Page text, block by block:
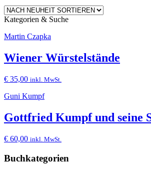
Kategorien & Suche
Martin Czapka
Wiener Würstelstände
€ 35,00 inkl. MwSt.
Guni Kumpf
Gottfried Kumpf und seine
€ 60,00 inkl. MwSt.
Buchkategorien